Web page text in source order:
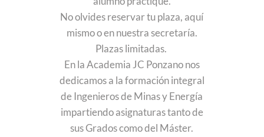
No olvides reservar tu plaza, aquí
mismo o en nuestra secretaría.
Plazas limitadas.
En la Academia JC Ponzano nos
dedicamos a la formación integral
de Ingenieros de Minas y Energía
impartiendo asignaturas tanto de
sus Grados como del Máster.